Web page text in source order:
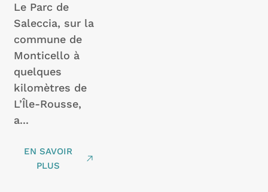
Le Parc de
Saleccia, sur la
commune de
Monticello à
quelques
kilomètres de
L’Île-Rousse,
a...
EN SAVOIR
PLUS